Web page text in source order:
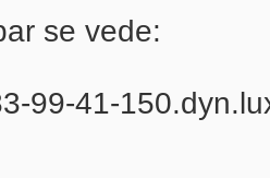
se vede:
99-41-